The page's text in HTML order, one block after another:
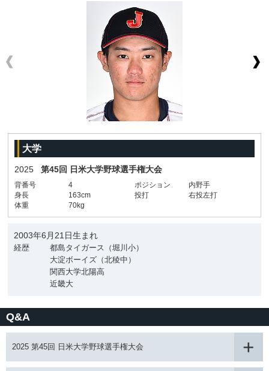
大学
2025 第45回 日米大学野球選手権大会
背番号 4 ポジション
内野手
身長
163cm 投打
右投左打
体重
70kg
2003年6月21日生まれ
経歴
都島タイガース（堀川小）
大淀ボーイズ（北稜中）
関西大学北陽高
近畿大
Q&A
2025 第45回 日米大学野球選手権大会